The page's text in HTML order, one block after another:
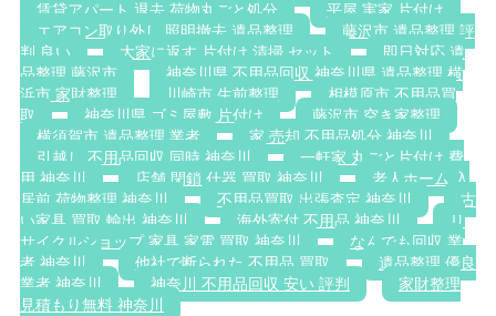
賃貸アパート 退去 荷物丸ごと処分
平屋 実家 片付け
エアコン取り外し 照明撤去 遺品整理
藤沢市 遺品整理 評
判 良い
大家に返す 片付け 清掃 セット
即日対応 遺
品整理 藤沢市
神奈川県 不用品回収 神奈川県 遺品整理 横
浜市 家財整理
川崎市 生前整理
相模原市 不用品買
取
神奈川県 ゴミ屋敷 片付け
藤沢市 空き家整理
横須賀市 遺品整理 業者
家 売却 不用品処分 神奈川
引越し 不用品回収 同時 神奈川
一軒家 丸ごと片付け 費
用 神奈川
店舗 閉鎖 什器 買取 神奈川
老人ホーム 入
居前 荷物整理 神奈川
不用品買取 出張査定 神奈川
古
い家具 買取 輸出 神奈川
海外寄付 不用品 神奈川
リ
サイクルショップ 家具 家電 買取 神奈川
なんでも回収 業
者 神奈川
他社で断られた 不用品 買取
遺品整理 優良
業者 神奈川
神奈川 不用品回収 安い 評判
家財整理
見積もり無料 神奈川